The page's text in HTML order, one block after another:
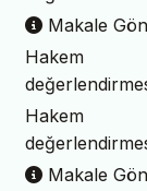
Makale
Hakem
Hakem
Makale